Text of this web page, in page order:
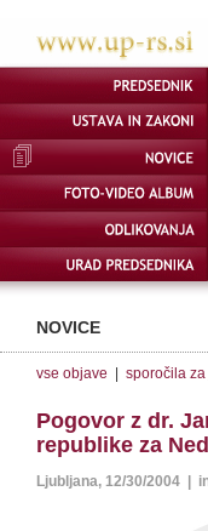
NOVICE
vse objave sporočila
Pogovor z dr.
republike za
Ljubljana, 12/30/2004 |